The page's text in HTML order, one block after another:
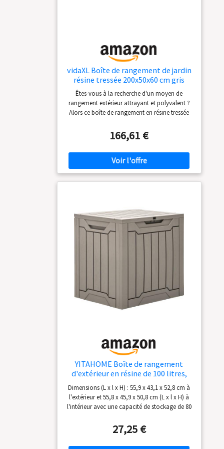
vidaXL Boîte de rangement de jardin
résine tressée 200x50x60 cm gris
Êtes-vous à la recherche d'un moyen de
rangement extérieur attrayant et polyvalent ?
Alors ce boîte de rangement en résine tressée
durable :】 cette boîte de rangement est
fabriquée à partir d'un cadre en acier enduit de
poudre et de résine tressée tissée à la main, qui
est durable, antirouille et résistante aux
intempéries pour des années d'utilisation
comme :】 coussins de meubles, oreillers,
couvertures supplémentaires et fournitures de
jardinage. 【Design pratique :】 elle possède
une doublure qui protège le contenu de la
poussière et de l'humidité. 【Bonne ventilation
166,61 €
YITAHOME Boîte de rangement
d'extérieur en résine de 100 litres,
résistante à l'eau, boîte de
rangement d'extérieur pour
oreillers, matériel de jardin,
verrouillable en toute sécurité,
Dimensions (L x l x H) : 55,9 x 43,1 x 52,8 cm à
l'extérieur et 55,8 x 45,9 x 50,8 cm (L x l x H) à
l'intérieur avec une capacité de stockage de 80
un choix pratique pour organiser les petits
articles Résistance aux intempéries : fabriquée
en résine polypropylène résistante, la boîte
27,25 €